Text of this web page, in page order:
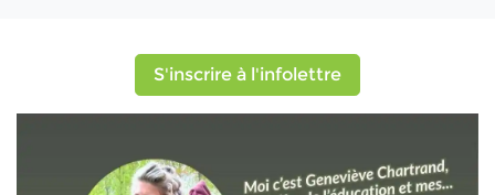
S'inscrire à l'infolettre